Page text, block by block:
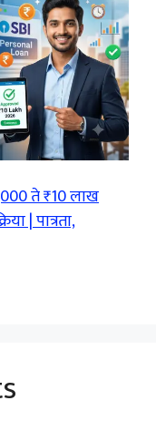
ते ₹10 लाख
| पात्रता,